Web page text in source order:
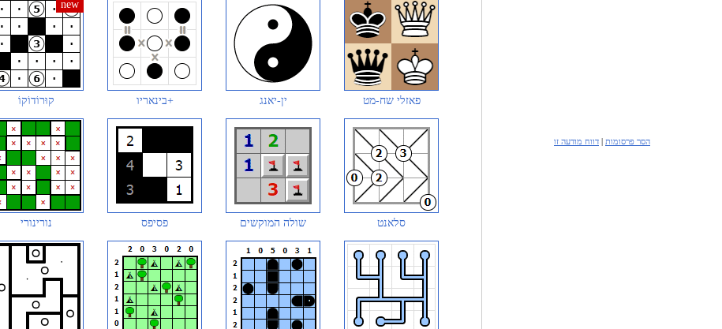
קוּרוֹדוֹקוֹ בינאריו+ ין-יאנג פאזלי שח-מט
נורינורי פסיפס שולה המוקשים סלאנט
הסר פרסומות | דווח מודעה זו